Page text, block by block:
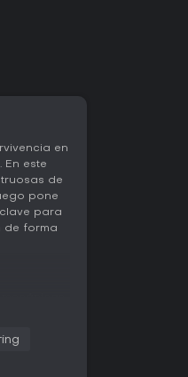
en
En este
de
pone
para
de forma
y